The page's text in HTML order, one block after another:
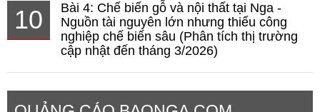
10
Bài 4: Chế biến gỗ và nội thất tại Nga -
Nguồn tài nguyên lớn nhưng thiếu công
nghiệp chế biến sâu (Phân tích thị trường
cập nhật đến tháng 3/2026)